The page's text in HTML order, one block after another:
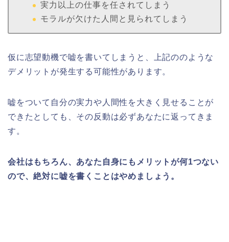
実力以上の仕事を任されてしまう
モラルが欠けた人間と見られてしまう
仮に志望動機で嘘を書いてしまうと、上記ののような
デメリットが発生する可能性があります。
嘘をついて自分の実力や人間性を大きく見せることが
できたとしても、その反動は必ずあなたに返ってきま
す。
会社はもちろん、あなた自身にもメリットが何1つない
ので、絶対に嘘を書くことはやめましょう。